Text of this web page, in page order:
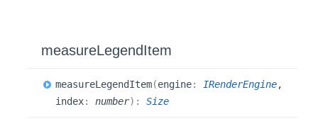
measureLegendItem
measureLegendItem(engine: IRenderEngine,
index: number) : Size